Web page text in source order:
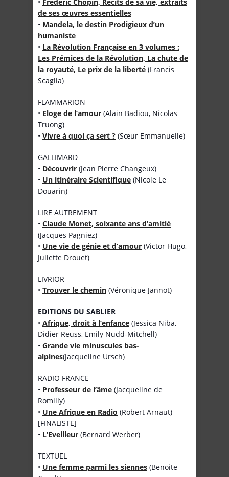
de ses œuvres essentielles
• Mandela, le destin Prodigieux d’un
humaniste
• La Révolution Française en 3 volumes :
Les Prémices de la Révolution, La chute de
la royauté, Le prix de la liberté (Francis
Scaglia)
FLAMMARION
• Eloge de l’amour (Alain Badiou, Nicolas
Truong)
• Vivre à quoi ça sert ? (Sœur Emmanuelle)
GALLIMARD
• Découvrir (Jean Pierre Changeux)
• Un itinéraire Scientifique (Nicole Le
Douarin)
LIRE AUTREMENT
• Claude Monet, soixante ans d’amitié
(Jacques Pagniez)
• Une vie de génie et d’amour (Victor Hugo,
Juliette Drouet)
LIVRIOR
• Trouver le chemin (Véronique Jannot)
EDITIONS DU SABLIER
• Afrique, droit à l’enfance (Jessica Niba,
Didier Reuss, Emily Nudd-Mitchell)
• Grande vie minuscules bas-
alpines(Jacqueline Ursch)
RADIO FRANCE
• Professeur de l’âme (Jacqueline de
Romilly)
• Une Afrique en Radio (Robert Arnaut)
[FINALISTE]
• L’Eveilleur (Bernard Werber)
TEXTUEL
• Une femme parmi les siennes (Benoite